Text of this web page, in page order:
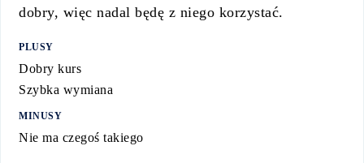
dobry, więc nadal będę z niego korzystać.
PLUSY
Dobry kurs
Szybka wymiana
MINUSY
Nie ma czegoś takiego